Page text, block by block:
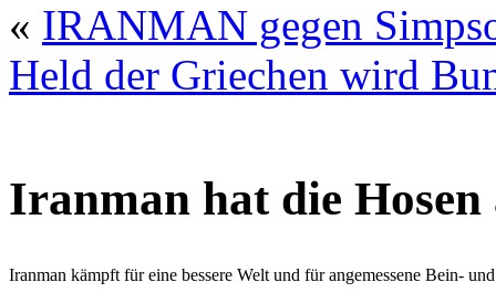
« IRANMAN gegen
Held der Griechen wird
Iranman hat die Hosen
Iranman kämpft für eine bessere Welt und für angemessene Bein-